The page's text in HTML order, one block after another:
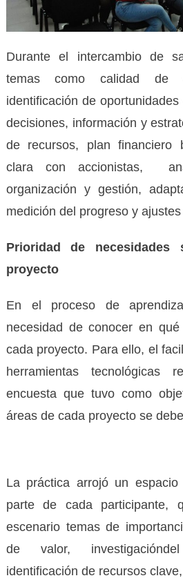
Durante el intercambio de
temas como calidad de
identificación de
decisiones, información y
de recursos, plan financiero
clara con accionistas,
organización y gestión,
medición del progreso y
Prioridad de
proyecto
En el proceso de
necesidad de conocer en
cada proyecto. Para ello, el
herramientas tecnológicas
encuesta que tuvo como
áreas de cada proyecto se
La práctica arrojó un
parte de cada participante,
escenario temas de
de valor,
identificación de recursos